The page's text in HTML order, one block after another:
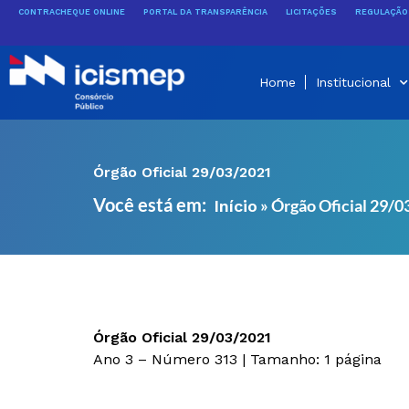
conteúdo
CONTRACHEQUE ONLINE PORTAL DA TRANSPARÊNCIA LICITAÇÕES
Home Institucional
Órgão Oficial 29/03/2021
Você está em: Início »Órgão Oficial 29/
Órgão Oficial 29/03/2021
Ano 3 – Número 313 | Tamanho: 1 página